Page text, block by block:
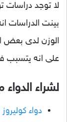
لا توجد دراسات
بينت الدراسات
الوزن لدى بعض
على انه يتسبب
لشراء
دواء كوليروز Cholerose 5mg